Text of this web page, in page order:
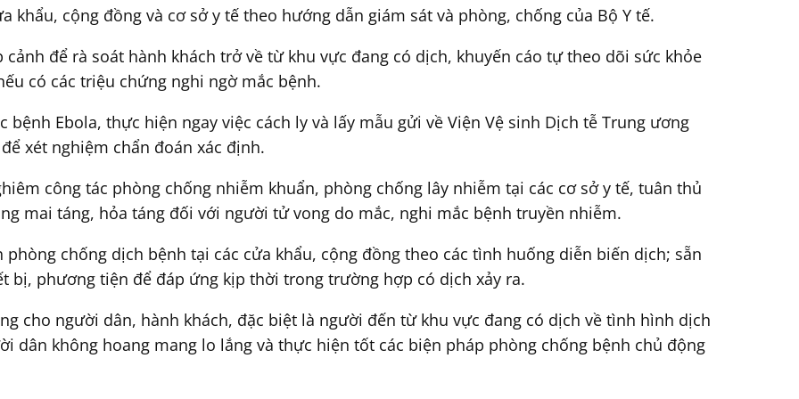
khẩu, cộng đồng và cơ sở y tế theo hướng dẫn giám sát và phòng, chống của Bộ Y tế.
để rà soát hành khách trở về từ khu vực đang có dịch, khuyến cáo tự theo dõi sức khỏe
có các triệu chứng nghi ngờ mắc bệnh.
Ebola, thực hiện ngay việc cách ly và lấy mẫu gửi về Viện Vệ sinh Dịch tễ Trung ương
xét nghiệm chẩn đoán xác định.
công tác phòng chống nhiễm khuẩn, phòng chống lây nhiễm tại các cơ sở y tế, tuân thủ
mai táng, hỏa táng đối với người tử vong do mắc, nghi mắc bệnh truyền nhiễm.
chống dịch bệnh tại các cửa khẩu, cộng đồng theo các tình huống diễn biến dịch; sẵn
bị, phương tiện để đáp ứng kịp thời trong trường hợp có dịch xảy ra.
cho người dân, hành khách, đặc biệt là người đến từ khu vực đang có dịch về tình hình dịch
dân không hoang mang lo lắng và thực hiện tốt các biện pháp phòng chống bệnh chủ động